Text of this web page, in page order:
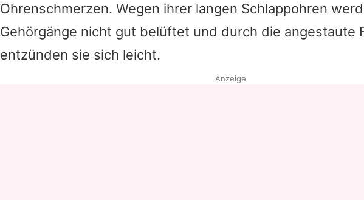
Ohrenschmerzen. Wegen ihrer langen Schlappohren
Gehörgänge nicht gut belüftet und durch die angestaute
entzünden sie sich leicht.
Anzeige